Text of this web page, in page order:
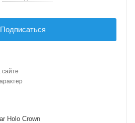
Подписаться
сайте
Holo Crown